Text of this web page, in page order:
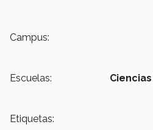
Campus:
Escuelas:
Etiquetas: